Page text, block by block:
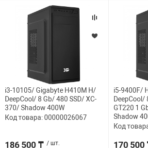
i3-10105/ Gigabyte H410M H/
DeepCool/ 8 Gb/ 480 SSD/ XC-
370/ Shadow 400W
Код товара: 00000026067
186 500 ₸ / шт.
i5-9400F/
DeepCool/
GT220 1
Shadow
Код
170 500